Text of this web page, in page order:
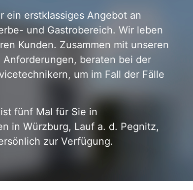
ein erstklassiges Angebot an
und Gastrobereich. Wir leben
Kunden. Zusammen mit unseren
beraten bei der
um im Fall der Fälle
fünf Mal für Sie in
in Würzburg, Lauf a. d. Pegnitz,
zur Verfügung.